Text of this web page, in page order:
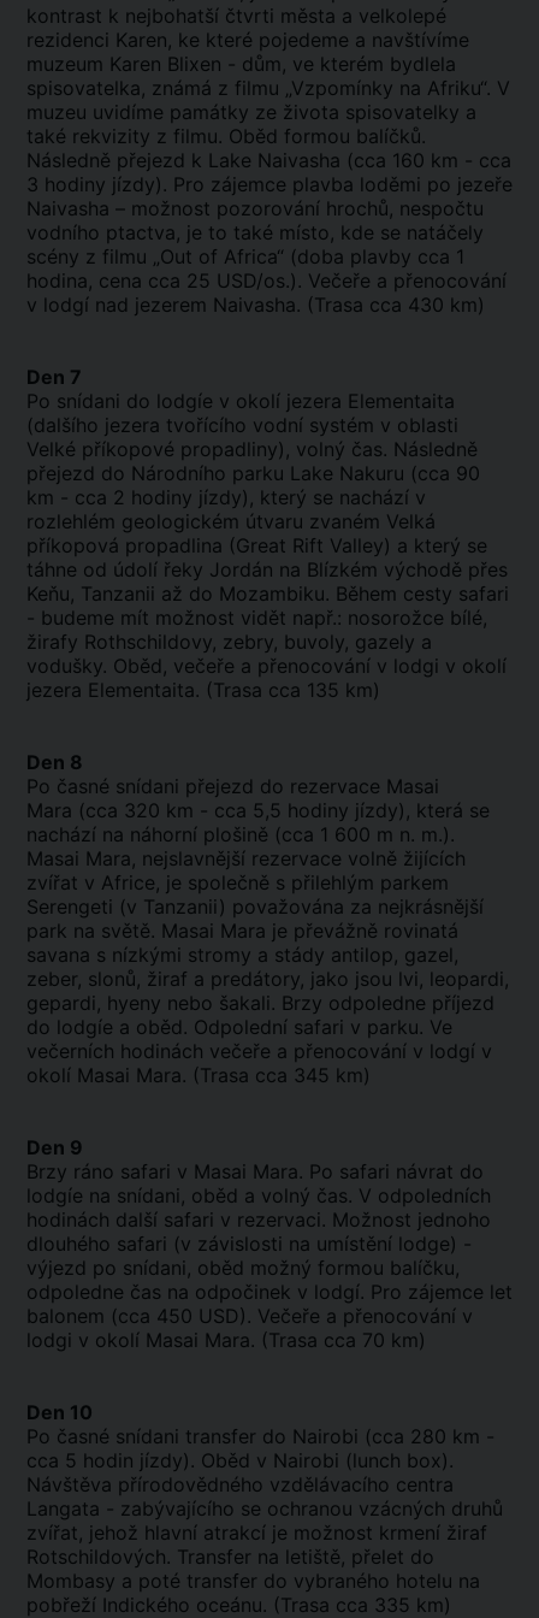
kontrast k nejbohatší čtvrti města a velkolepé
rezidenci Karen, ke které pojedeme a navštívíme
muzeum Karen Blixen - dům, ve kterém bydlela
spisovatelka, známá z filmu „Vzpomínky na Afriku“. V
muzeu uvidíme památky ze života spisovatelky a
také rekvizity z filmu. Oběd formou balíčků.
Následně přejezd k Lake Naivasha (cca 160 km - cca
3 hodiny jízdy). Pro zájemce plavba loděmi po jezeře
Naivasha – možnost pozorování hrochů, nespočtu
vodního ptactva, je to také místo, kde se natáčely
scény z filmu „Out of Africa“ (doba plavby cca 1
hodina, cena cca 25 USD/os.). Večeře a přenocování
v lodgí nad jezerem Naivasha. (Trasa cca 430 km)
Den 7
Po snídani do lodgíe v okolí jezera Elementaita
(dalšího jezera tvořícího vodní systém v oblasti
Velké příkopové propadliny), volný čas. Následně
přejezd do Národního parku Lake Nakuru (cca 90
km - cca 2 hodiny jízdy), který se nachází v
rozlehlém geologickém útvaru zvaném Velká
příkopová propadlina (Great Rift Valley) a který se
táhne od údolí řeky Jordán na Blízkém východě přes
Keňu, Tanzanii až do Mozambiku. Během cesty safari
- budeme mít možnost vidět např.: nosorožce bílé,
žirafy Rothschildovy, zebry, buvoly, gazely a
vodušky. Oběd, večeře a přenocování v lodgi v okolí
jezera Elementaita. (Trasa cca 135 km)
Den 8
Po časné snídani přejezd do rezervace Masai
Mara (cca 320 km - cca 5,5 hodiny jízdy), která se
nachází na náhorní plošině (cca 1 600 m n. m.).
Masai Mara, nejslavnější rezervace volně žijících
zvířat v Africe, je společně s přilehlým parkem
Serengeti (v Tanzanii) považována za nejkrásnější
park na světě. Masai Mara je převážně rovinatá
savana s nízkými stromy a stády antilop, gazel,
zeber, slonů, žiraf a predátory, jako jsou lvi, leopardi,
gepardi, hyeny nebo šakali. Brzy odpoledne příjezd
do lodgíe a oběd. Odpolední safari v parku. Ve
večerních hodinách večeře a přenocování v lodgí v
okolí Masai Mara. (Trasa cca 345 km)
Den 9
Brzy ráno safari v Masai Mara. Po safari návrat do
lodgíe na snídani, oběd a volný čas. V odpoledních
hodinách další safari v rezervaci. Možnost jednoho
dlouhého safari (v závislosti na umístění lodge) -
výjezd po snídani, oběd možný formou balíčku,
odpoledne čas na odpočinek v lodgí. Pro zájemce let
balonem (cca 450 USD). Večeře a přenocování v
lodgi v okolí Masai Mara. (Trasa cca 70 km)
Den 10
Po časné snídani transfer do Nairobi (cca 280 km -
cca 5 hodin jízdy). Oběd v Nairobi (lunch box).
Návštěva přírodovědného vzdělávacího centra
Langata - zabývajícího se ochranou vzácných druhů
zvířat, jehož hlavní atrakcí je možnost krmení žiraf
Rotschildových. Transfer na letiště, přelet do
Mombasy a poté transfer do vybraného hotelu na
pobřeží Indického oceánu. (Trasa cca 335 km)